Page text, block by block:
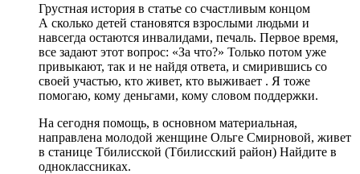
Грустная история в статье со счастливым концом
А сколько детей становятся взрослыми людьми и
навсегда остаются инвалидами, печаль. Первое время,
все задают этот вопрос: «За что?» Только потом уже
привыкают, так и не найдя ответа, и смирившись со
своей участью, кто живет, кто выживает . Я тоже
помогаю, кому деньгами, кому словом поддержки.
На сегодня помощь, в основном материальная,
направлена молодой женщине Ольге Смирновой, живет
в станице Тбилисской (Тбилисский район) Найдите в
одноклассниках.